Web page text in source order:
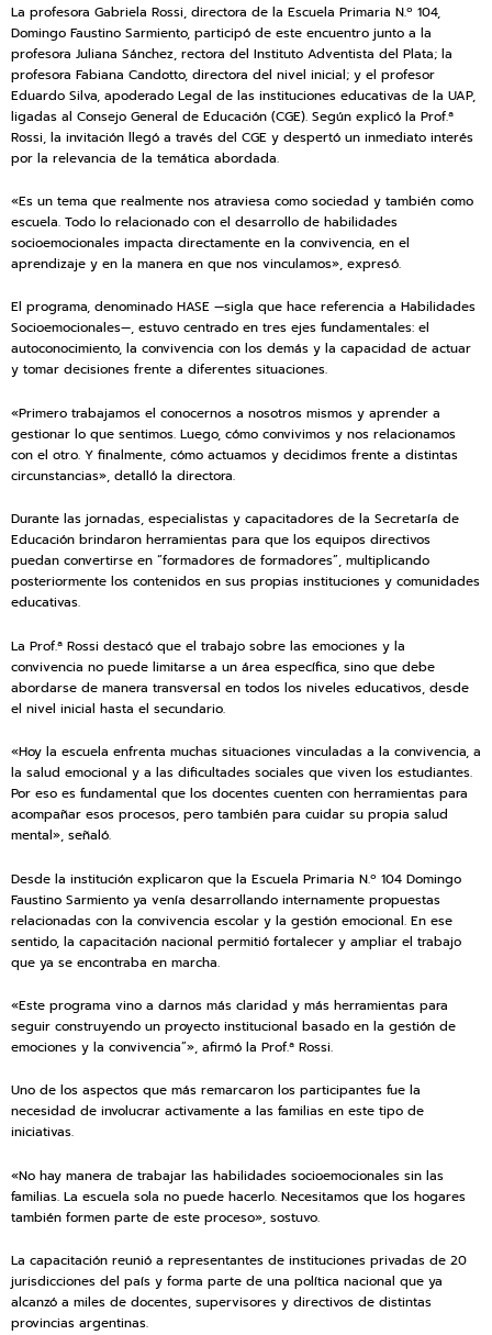
La profesora Gabriela Rossi, directora de la Escuela Primaria N.º 104,
Domingo Faustino Sarmiento, participó de este encuentro junto a la
profesora Juliana Sánchez, rectora del Instituto Adventista del Plata; la
profesora Fabiana Candotto, directora del nivel inicial; y el profesor
Eduardo Silva, apoderado Legal de las instituciones educativas de la UAP,
ligadas al Consejo General de Educación (CGE). Según explicó la Prof.ª
Rossi, la invitación llegó a través del CGE y despertó un inmediato interés
por la relevancia de la temática abordada.
«Es un tema que realmente nos atraviesa como sociedad y también como
escuela. Todo lo relacionado con el desarrollo de habilidades
socioemocionales impacta directamente en la convivencia, en el
aprendizaje y en la manera en que nos vinculamos», expresó.
El programa, denominado HASE —sigla que hace referencia a Habilidades
Socioemocionales—, estuvo centrado en tres ejes fundamentales: el
autoconocimiento, la convivencia con los demás y la capacidad de actuar
y tomar decisiones frente a diferentes situaciones.
«Primero trabajamos el conocernos a nosotros mismos y aprender a
gestionar lo que sentimos. Luego, cómo convivimos y nos relacionamos
con el otro. Y finalmente, cómo actuamos y decidimos frente a distintas
circunstancias», detalló la directora.
Durante las jornadas, especialistas y capacitadores de la Secretaría de
Educación brindaron herramientas para que los equipos directivos
puedan convertirse en “formadores de formadores”, multiplicando
posteriormente los contenidos en sus propias instituciones y comunidades
educativas.
La Prof.ª Rossi destacó que el trabajo sobre las emociones y la
convivencia no puede limitarse a un área específica, sino que debe
abordarse de manera transversal en todos los niveles educativos, desde
el nivel inicial hasta el secundario.
«Hoy la escuela enfrenta muchas situaciones vinculadas a la convivencia, a
la salud emocional y a las dificultades sociales que viven los estudiantes.
Por eso es fundamental que los docentes cuenten con herramientas para
acompañar esos procesos, pero también para cuidar su propia salud
mental», señaló.
Desde la institución explicaron que la Escuela Primaria N.º 104 Domingo
Faustino Sarmiento ya venía desarrollando internamente propuestas
relacionadas con la convivencia escolar y la gestión emocional. En ese
sentido, la capacitación nacional permitió fortalecer y ampliar el trabajo
que ya se encontraba en marcha.
«Este programa vino a darnos más claridad y más herramientas para
seguir construyendo un proyecto institucional basado en la gestión de
emociones y la convivencia”», afirmó la Prof.ª Rossi.
Uno de los aspectos que más remarcaron los participantes fue la
necesidad de involucrar activamente a las familias en este tipo de
iniciativas.
«No hay manera de trabajar las habilidades socioemocionales sin las
familias. La escuela sola no puede hacerlo. Necesitamos que los hogares
también formen parte de este proceso», sostuvo.
La capacitación reunió a representantes de instituciones privadas de 20
jurisdicciones del país y forma parte de una política nacional que ya
alcanzó a miles de docentes, supervisores y directivos de distintas
provincias argentinas.